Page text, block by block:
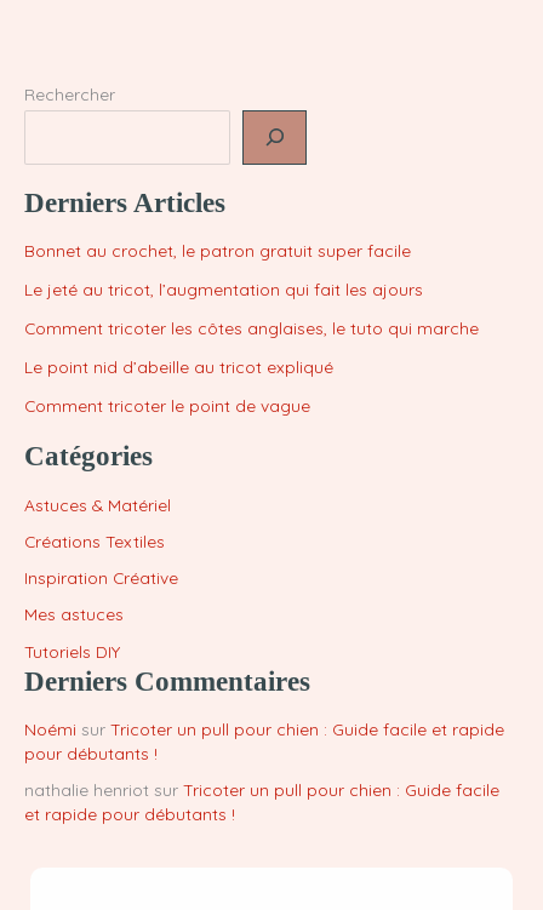
Rechercher
Derniers Articles
Bonnet au crochet, le patron gratuit super facile
Le jeté au tricot, l’augmentation qui fait les ajours
Comment tricoter les côtes anglaises, le tuto qui marche
Le point nid d’abeille au tricot expliqué
Comment tricoter le point de vague
Catégories
Astuces & Matériel
Créations Textiles
Inspiration Créative
Mes astuces
Tutoriels DIY
Derniers Commentaires
Noémi sur Tricoter un pull pour chien : Guide facile et rapide
pour débutants !
nathalie henriot sur Tricoter un pull pour chien : Guide facile
et rapide pour débutants !